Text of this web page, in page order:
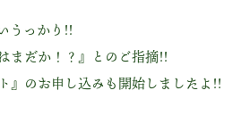
うっかり!!
まだか！？』とのご指摘!!
』のお申し込みも開始しましたよ!!